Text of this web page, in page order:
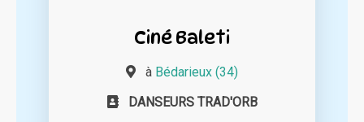
Ciné Baleti
à Bédarieux (34)
DANSEURS TRAD'ORB